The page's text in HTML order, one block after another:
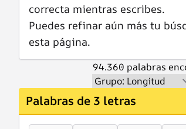
correcta mientras escribes.
Puedes refinar aún más tu
esta página.
94.360 palabras
Palabras de 3 letras